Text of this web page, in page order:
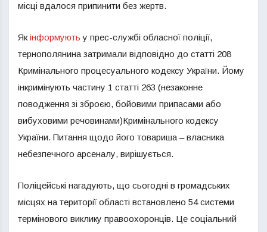
місці вдалося припинити без жертв.
Як інформують у прес-службі обласної поліції,
тернополянина затримали відповідно до статті 208
Кримінального процесуального кодексу України. Йому
інкримінують частину 1 статті 263 (незаконне
поводження зі зброєю, бойовими припасами або
вибуховими речовинами)Кримінального кодексу
України. Питання щодо його товариша – власника
небезпечного арсеналу, вирішується.
Поліцейські нагадують, що сьогодні в громадських
місцях на території області встановлено 54 системи
термінового виклику правоохоронців. Це соціальний